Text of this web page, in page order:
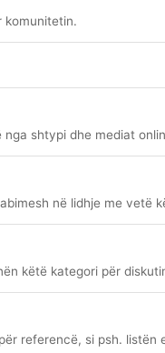
komunitetin.
shtypi dhe mediat
në lidhje me vetë
këtë kategori për
referencë, si psh.